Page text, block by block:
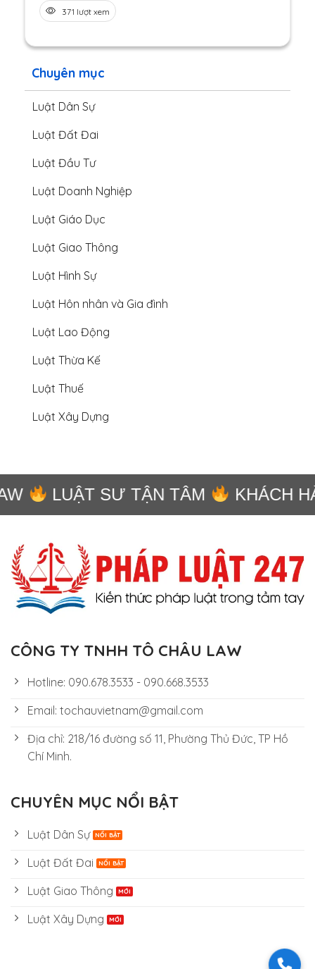
Chuyên mục
Luật Dân Sự
Luật Đất Đai
Luật Đầu Tư
Luật Doanh Nghiệp
Luật Giáo Dục
Luật Giao Thông
Luật Hình Sự
Luật Hôn nhân và Gia đình
Luật Lao Động
Luật Thừa Kế
Luật Thuế
Luật Xây Dựng
371 lượt xem
LUẬT SƯ TẬN TÂM KHÁCH
CÔNG TY TNHH TÔ CHÂU LAW
Hotline: 090.678.3533 - 090.668.3533
Email: tochauvietnam@gmail.com
Địa chỉ: 218/16 đường số 11, Phường Thủ Đức, TP Hồ
Chí Minh.
CHUYÊN MỤC NỔI BẬT
Luật Dân Sự
Luật Đất Đai
Luật Giao Thông
Luật Xây Dựng